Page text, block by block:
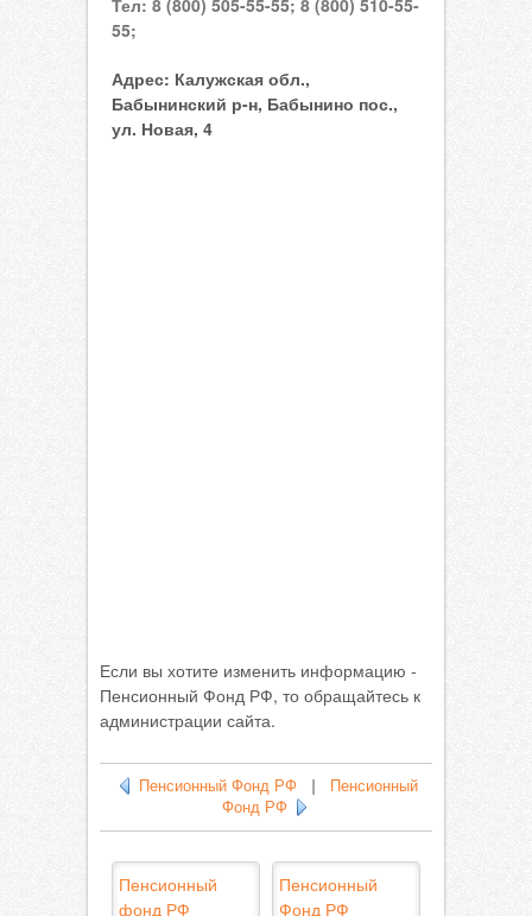
Тел: 8 (800) 505-55-55; 8 (800) 510-55-
55;
Адрес: Калужская обл.,
Бабынинский р-н, Бабынино пос.,
ул. Новая, 4
Если вы хотите изменить информацию -
Пенсионный Фонд РФ, то обращайтесь к
администрации сайта.
Пенсионный Фонд РФ
Пенсионный
Фонд РФ
Пенсионный
фонд РФ
Пенсионный
Фонд РФ